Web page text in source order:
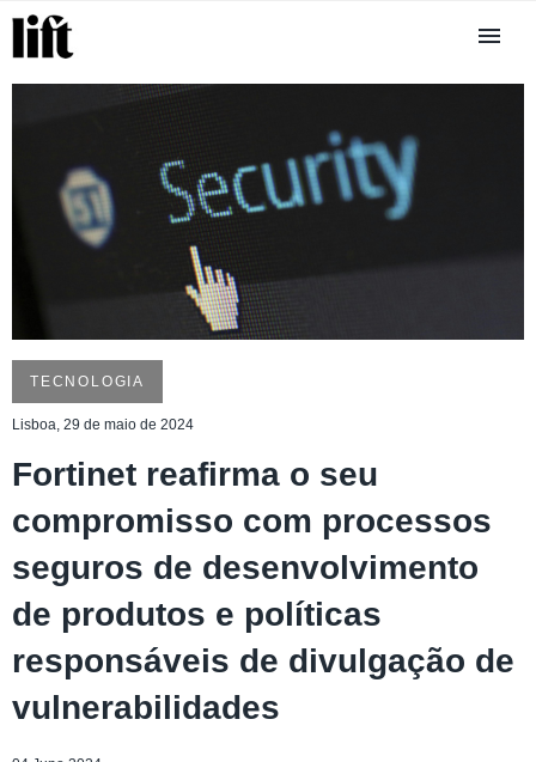
TECNOLOGIA
Lisboa, 29 de maio de 2024
Fortinet reafirma o seu
compromisso com processos
seguros de desenvolvimento
de produtos e políticas
responsáveis de divulgação de
vulnerabilidades